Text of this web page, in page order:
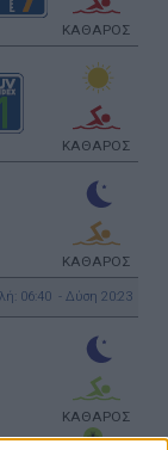
ΚΑΘΑΡΟΣ
ΚΑΘΑΡΟΣ
ΚΑΘΑΡΟΣ
06:40 - Δύση 20:23
ΚΑΘΑΡΟΣ